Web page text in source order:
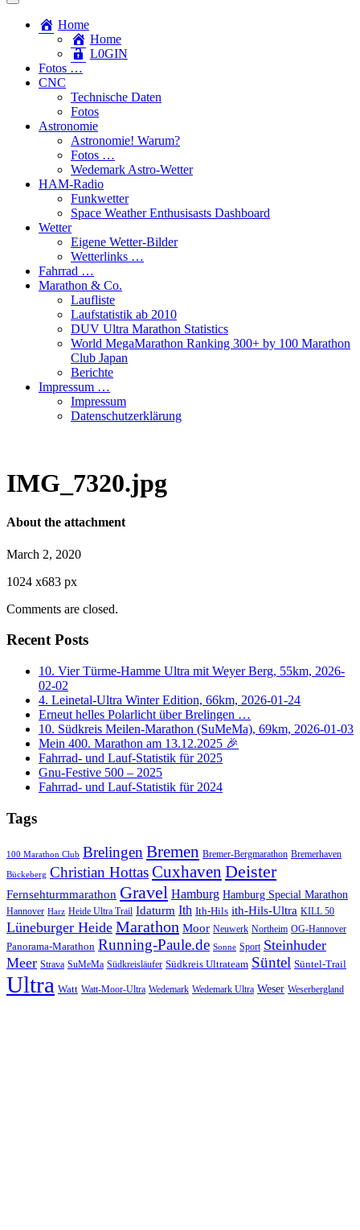
Toggle
search
field
Home
Home
L​0​​GIN
Fotos …
CNC
Technische Daten
Fotos
Astronomie
Astronomie! Warum?
Fotos …
Wedemark Astro-Wetter
HAM-Radio
Funkwetter
Space Weather Enthusisasts Dashboard
Wetter
Eigene Wetter-Bilder
Wetterlinks …
Fahrrad …
Marathon & Co.
Laufliste
Laufstatistik ab 2010
DUV Ultra Marathon Statistics
World MegaMarathon Ranking 300+ by 100 Marathon
Club Japan
Berichte
Impressum …
Impressum
Datenschutzerklärung
IMG_7320.jpg
About the attachment
March 2, 2020
1024 x683 px
Comments are closed.
Recent Posts
10. Vier Türme-Hamme Ultra mit Weyer Berg, 55km, 2026-
02-02
4. Leinetal-Ultra Winter Edition, 66km, 2026-01-24
Erneut helles Polarlicht über Brelingen …
10. Südkreis Meilen-Marathon (SuMeMa), 69km, 2026-01-03
Mein 400. Marathon am 13.12.2025 🎉
Fahrrad- und Lauf-Statistik für 2025
Gnu-Festive 500 – 2025
Fahrrad- und Lauf-Statistik für 2024
Tags
100 Marathon Club BrelingenBremen Bremer-Bergmarathon Bremerhaven
Bückeberg Christian HottasCuxhaven Deister
Fernsehturmmarathon Gravel Hamburg Hamburg Special Marathon
Hannover Harz Heide Ultra Trail Idaturm Ith Ith-Hils ith-Hils-Ultra KILL 50
Lüneburger Heide Marathon Moor Neuwerk Northeim OG-Hannover
Panorama-Marathon Running-Paule.de Sonne Sport Steinhuder
Meer Strava SuMeMa Südkreisläufer Südkreis Ultrateam Süntel Süntel-Trail
Ultra Watt Watt-Moor-Ultra Wedemark Wedemark Ultra Weser Weserbergland